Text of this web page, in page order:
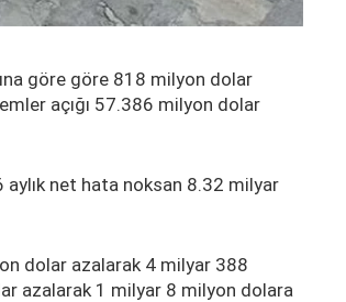
göre göre 818 milyon dolar
açığı 57.386 milyon dolar
net hata noksan 8.32 milyar
dolar azalarak 4 milyar 388
azalarak 1 milyar 8 milyon dolara